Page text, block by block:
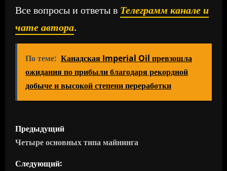
Все вопросы и ответы в Телеграмм канале и
чате автора.
По теме: Канадская Imperial Oil превзошла
ожидания по прибыли благодаря рекордной
добыче и высокой степени переработки
Н
а
в
Предыдущий
Четыре основных типа майнинга
Следующий: